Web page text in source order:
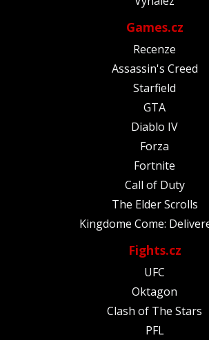
Games.cz
Recenze
Assassin's Creed
Starfield
GTA
Diablo IV
Forza
Fortnite
Call of Duty
The Elder Scrolls
Kingdome Come:
Fights.cz
UFC
Oktagon
Clash of The Stars
PFL